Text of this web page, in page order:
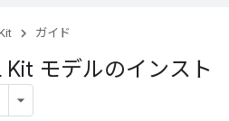
ガイド
モデルのインスト